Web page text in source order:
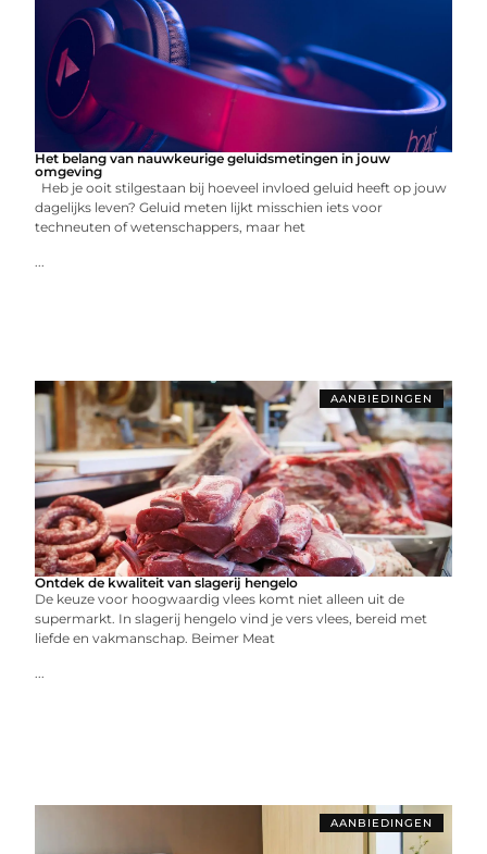
Het belang van nauwkeurige geluidsmetingen in jouw
omgeving
Heb je ooit stilgestaan bij hoeveel invloed geluid heeft op jouw
dagelijks leven? Geluid meten lijkt misschien iets voor
techneuten of wetenschappers, maar het
...
AANBIEDINGEN
Ontdek de kwaliteit van slagerij hengelo
De keuze voor hoogwaardig vlees komt niet alleen uit de
supermarkt. In slagerij hengelo vind je vers vlees, bereid met
liefde en vakmanschap. Beimer Meat
...
AANBIEDINGEN